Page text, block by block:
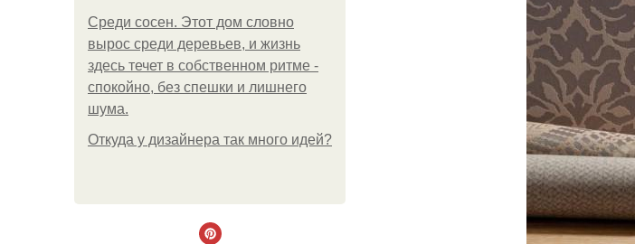
Среди сосен. Этот дом словно
вырос среди деревьев, и жизнь
здесь течет в собственном ритме -
спокойно, без спешки и лишнего
шума.
Откуда у дизайнера так много идей?